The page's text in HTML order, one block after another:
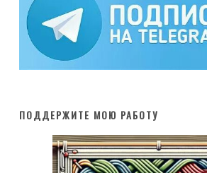
ПОДДЕРЖИТЕ МОЮ РАБОТУ